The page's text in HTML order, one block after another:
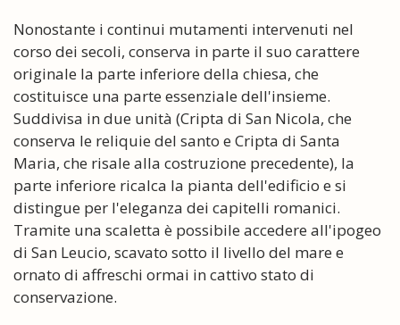
Nonostante i continui mutamenti intervenuti nel
corso dei secoli, conserva in parte il suo carattere
originale la parte inferiore della chiesa, che
costituisce una parte essenziale dell'insieme.
Suddivisa in due unità (Cripta di San Nicola, che
conserva le reliquie del santo e Cripta di Santa
Maria, che risale alla costruzione precedente), la
parte inferiore ricalca la pianta dell'edificio e si
distingue per l'eleganza dei capitelli romanici.
Tramite una scaletta è possibile accedere all'ipogeo
di San Leucio, scavato sotto il livello del mare e
ornato di affreschi ormai in cattivo stato di
conservazione.